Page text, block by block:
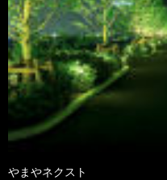
やまやネクスト